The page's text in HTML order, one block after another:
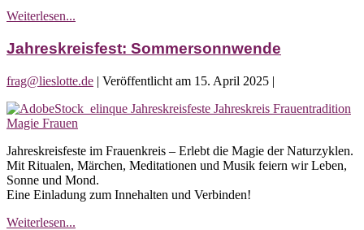
Weiterlesen...
Jahreskreisfest: Sommersonnwende
frag@lieslotte.de | Veröffentlicht am 15. April 2025 |
Jahreskreisfest:
Sommersonnwende
Jahreskreisfeste im Frauenkreis – Erlebt die Magie der Naturzyklen.
Mit Ritualen, Märchen, Meditationen und Musik feiern wir Leben,
Sonne und Mond.
Eine Einladung zum Innehalten und Verbinden!
Weiterlesen...